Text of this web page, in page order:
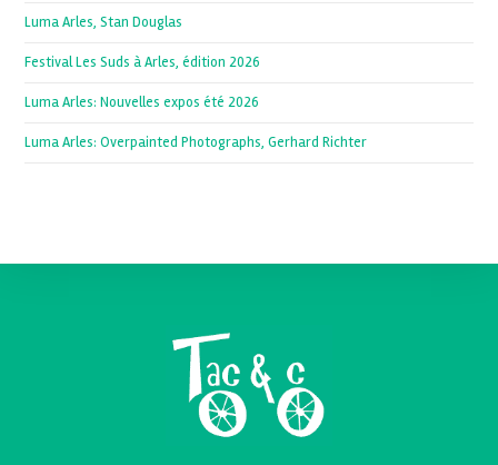
Luma Arles, Stan Douglas
Festival Les Suds à Arles, édition 2026
Luma Arles: Nouvelles expos été 2026
Luma Arles: Overpainted Photographs, Gerhard Richter